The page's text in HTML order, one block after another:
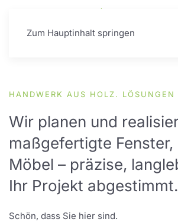
Zum Hauptinhalt springen
HANDWERK AUS HOLZ. LÖSUNGEN
Wir planen und
maßgefertigte Fenster,
Möbel – präzise,
Ihr Projekt abgestimmt.
Schön, dass Sie hier sind.